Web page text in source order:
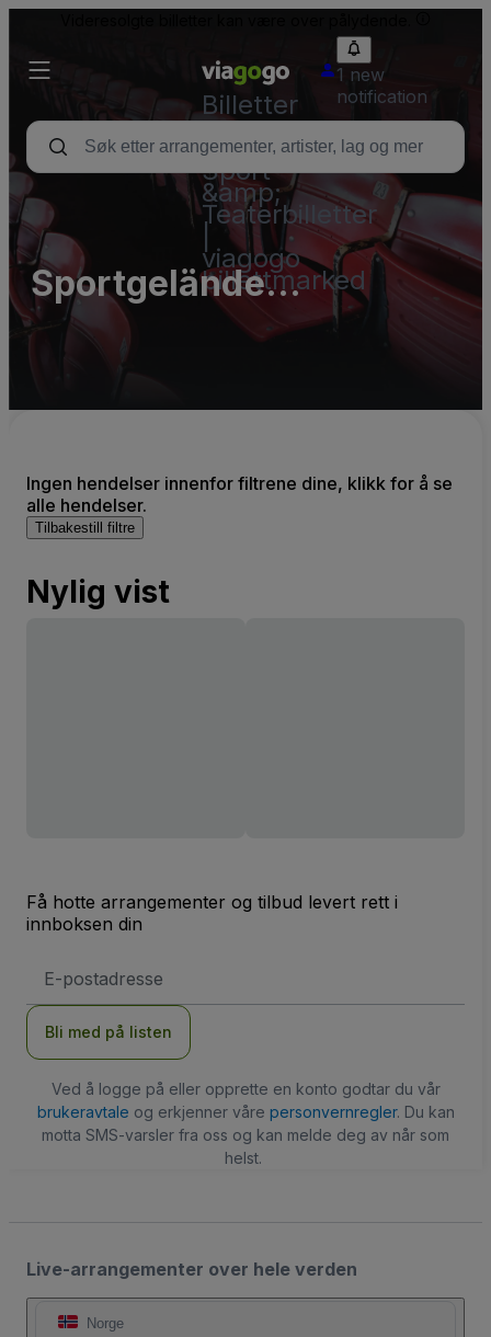
Billetter
–
Konsert,
Sport
&amp;
Teaterbilletter
viagogo
billettmarked
1 new
notification
Sportgelände
Europaviertel
Ingen hendelser innenfor filtrene dine, klikk for å se
alle hendelser.
Tilbakestill filtre
Nylig vist
Få hotte arrangementer og tilbud levert rett i
innboksen din
postadresse
Bli med på listen
Ved å logge på eller opprette en konto godtar du vår
brukeravtale og erkjenner våre personvernregler. Du kan
motta SMS-varsler fra oss og kan melde deg av når som
helst.
Live-arrangementer over hele verden
Norge